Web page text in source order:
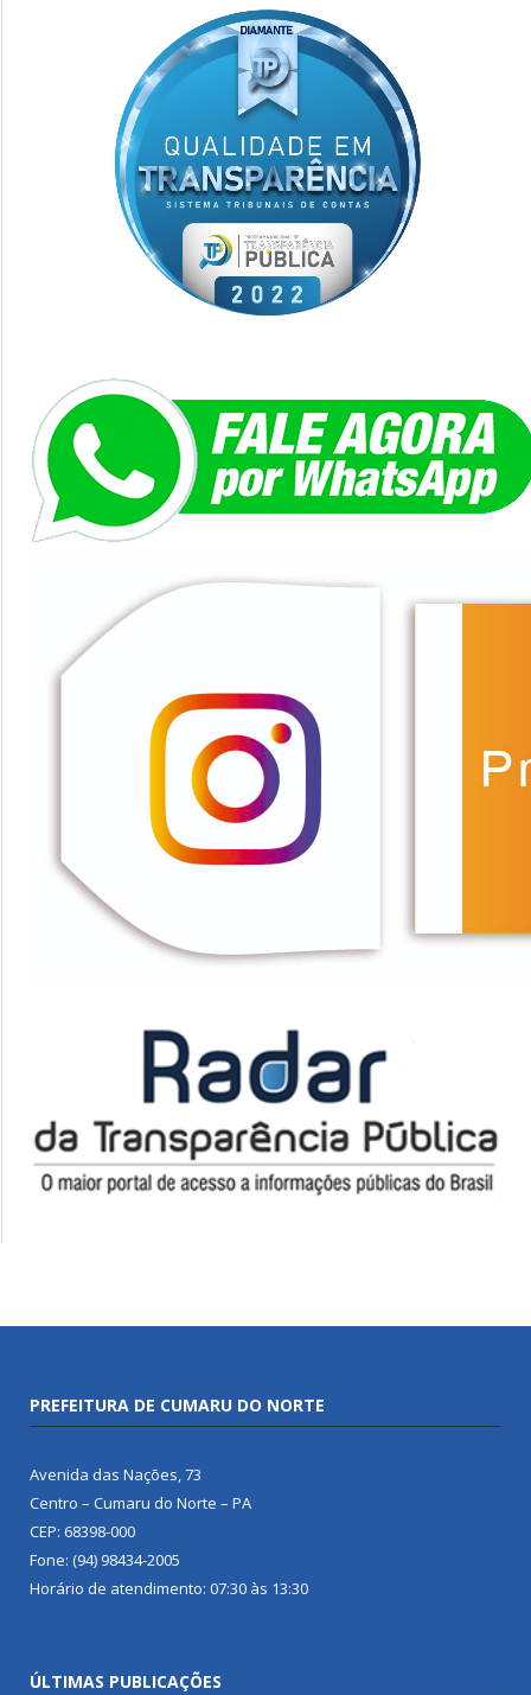
PREFEITURA DE CUMARU DO NORTE
Avenida das Nações, 73
Centro – Cumaru do Norte – PA
CEP: 68398-000
Fone: (94) 98434-2005
Horário de atendimento: 07:30 às 13:30
ÚLTIMAS PUBLICAÇÕES